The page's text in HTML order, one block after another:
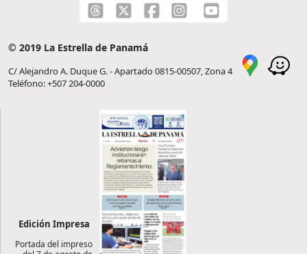
© 2019 La Estrella de Panamá
C/ Alejandro A. Duque G. - Apartado 0815-00507, Zona 4
Teléfono: +507 204-0000
Edición Impresa
Portada del impreso